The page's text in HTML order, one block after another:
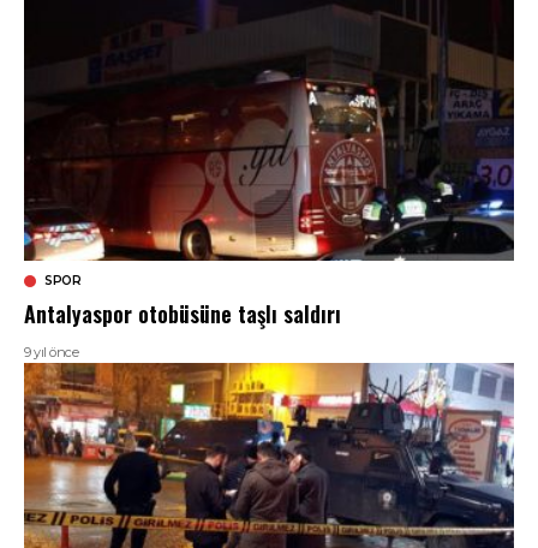
SPOR
Antalyaspor otobüsüne taşlı saldırı
9 yıl önce